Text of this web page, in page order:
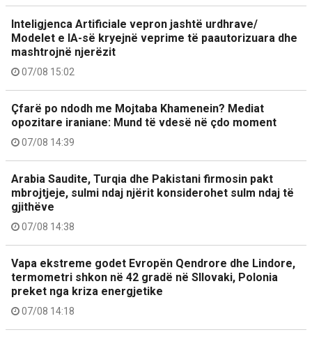
Inteligjenca Artificiale vepron jashtë urdhrave/
Modelet e IA-së kryejnë veprime të paautorizuara dhe
mashtrojnë njerëzit
07/08 15:02
Çfarë po ndodh me Mojtaba Khamenein? Mediat
opozitare iraniane: Mund të vdesë në çdo moment
07/08 14:39
Arabia Saudite, Turqia dhe Pakistani firmosin pakt
mbrojtjeje, sulmi ndaj njërit konsiderohet sulm ndaj të
gjithëve
07/08 14:38
Vapa ekstreme godet Evropën Qendrore dhe Lindore,
termometri shkon në 42 gradë në Sllovaki, Polonia
preket nga kriza energjetike
07/08 14:18